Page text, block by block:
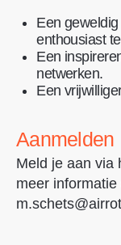
Een
enthousiast
Een
netwerken.
Een
Aanmelden
Meld je aan via
meer